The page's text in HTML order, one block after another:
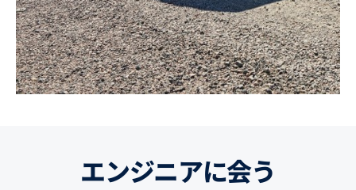
エンジニアに会う